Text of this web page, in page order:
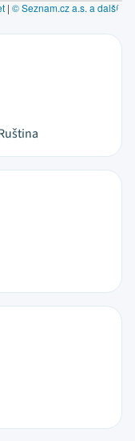
| © Seznam.cz a.s. a další